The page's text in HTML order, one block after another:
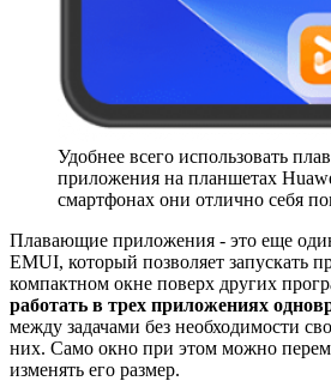
Удобнее всего использовать
приложения на планшетах
смартфонах они отлично себя
Плавающие приложения - это еще
EMUI, который позволяет запускать
компактном окне поверх других
работать в трех приложениях
между задачами без необходимости
них. Само окно при этом можно
изменять его размер.